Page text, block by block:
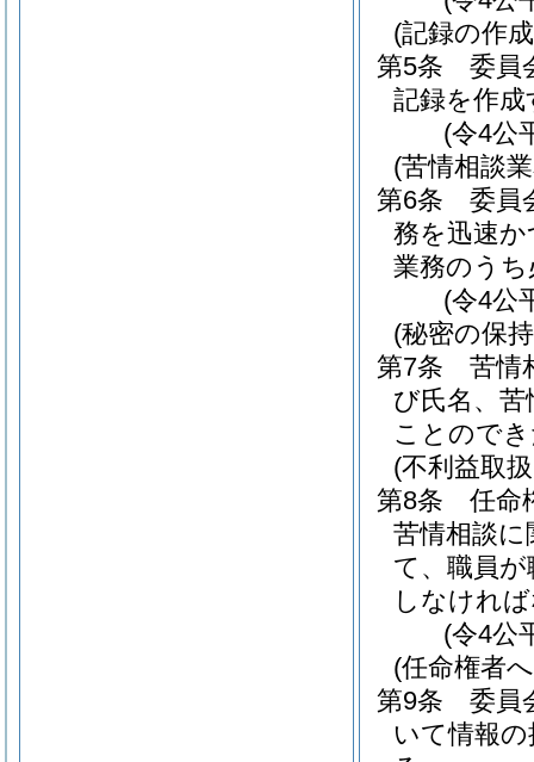
(記録の作
第5条
委員
記録を作
(令4公
(苦情相談
第6条
委員
務を迅速
業務のう
(令4公
(秘密の保
第7条
苦情
び氏名、
ことので
(不利益取
第8条
任命
苦情相談
て、職員
しなけれ
(令4公
(任命権者
第9条
委員
いて情報